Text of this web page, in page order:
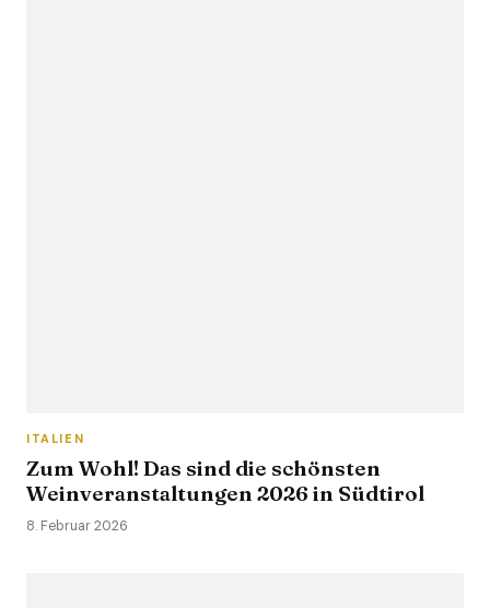
ITALIEN
Zum Wohl! Das sind die schönsten
Weinveranstaltungen 2026 in Südtirol
8. Februar 2026